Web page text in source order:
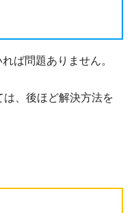
ば問題ありません。
、後ほど解決方法を